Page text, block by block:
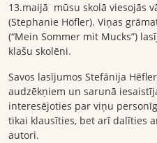
13.maijā mūsu skolā viesojās
(Stephanie Höfler). Viņas
(“Mein Sommer mit Mucks”)
klašu skolēni.
Savos lasījumos Stefānija
audzēkņiem un sarunā
interesējoties par viņu
tikai klausīties, bet arī dalīties
autori.